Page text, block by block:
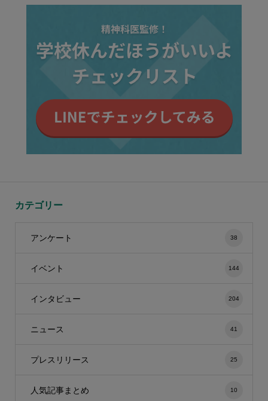
カテゴリー
アンケート 38
イベント 144
インタビュー 204
ニュース 41
プレスリリース 25
人気記事まとめ 10